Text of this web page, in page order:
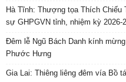
Hà Tĩnh: Thượng tọa Thích
sự GHPGVN tỉnh, nhiệm kỳ 2026-
Đêm lễ Ngũ Bách Danh kính
Phước Hưng
Gia Lai: Thiêng liêng đêm vía Bồ